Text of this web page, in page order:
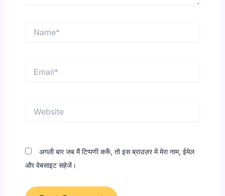
अगली बार जब मैं टिप्पणी करूँ, तो इस ब्राउज़र में मेरा नाम, ईमेल
और वेबसाइट सहेजें।